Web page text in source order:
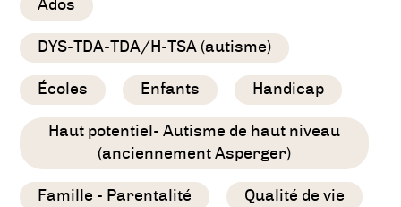
Ados
DYS-TDA-TDA/H-TSA (autisme)
Écoles Enfants Handicap
Haut potentiel- Autisme de haut niveau
(anciennement Asperger)
Famille - Parentalité Qualité de vie